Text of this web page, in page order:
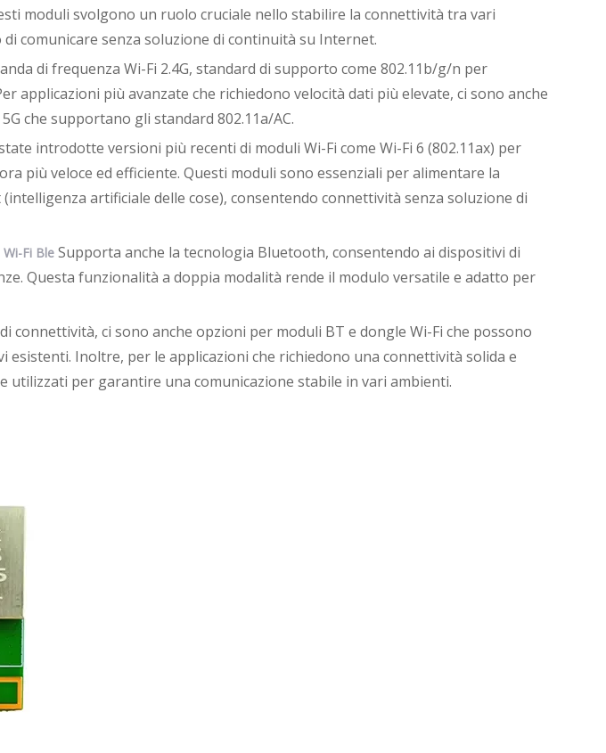
moduli svolgono un ruolo cruciale nello stabilire la connettività tra vari
comunicare senza soluzione di continuità su Internet.
di frequenza Wi-Fi 2.4G, standard di supporto come 802.11b/g/n per
applicazioni più avanzate che richiedono velocità dati più elevate, ci sono anche
che supportano gli standard 802.11a/AC.
introdotte versioni più recenti di moduli Wi-Fi come Wi-Fi 6 (802.11ax) per
più veloce ed efficiente. Questi moduli sono essenziali per alimentare la
artificiale delle cose), consentendo connettività senza soluzione di
Fi Ble Supporta anche la tecnologia Bluetooth, consentendo ai dispositivi di
Questa funzionalità a doppia modalità rende il modulo versatile e adatto per
connettività, ci sono anche opzioni per moduli BT e dongle Wi-Fi che possono
esistenti. Inoltre, per le applicazioni che richiedono una connettività solida e
utilizzati per garantire una comunicazione stabile in vari ambienti.